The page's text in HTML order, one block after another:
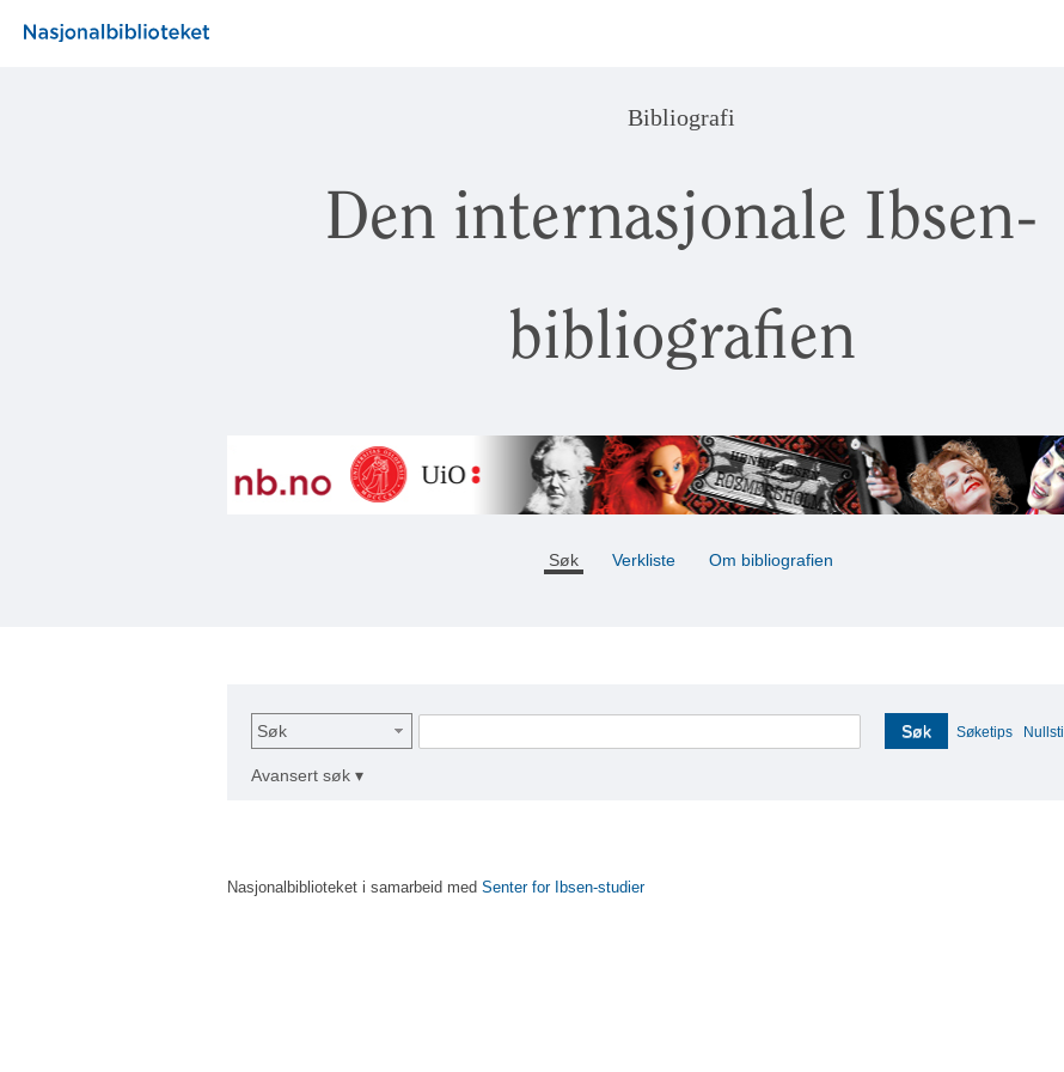
Bibliografi
Den internasjonale Ibsen-
bibliografien
Søk Verkliste Om bibliografien
Søk Søk Søketips Nullstill
Avansert søk ▾
Nasjonalbiblioteket i samarbeid med Senter for Ibsen-studier